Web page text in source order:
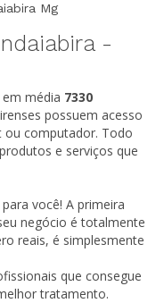
Mg
-
média 7330
possuem acesso
computador. Todo
e serviços que
você! A primeira
negócio é totalmente
reais, é simplesmente
que consegue
tratamento.